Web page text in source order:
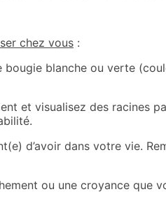
chez vous :
blanche ou verte
et visualisez des racines
d’avoir dans votre vie.
ou une croyance que